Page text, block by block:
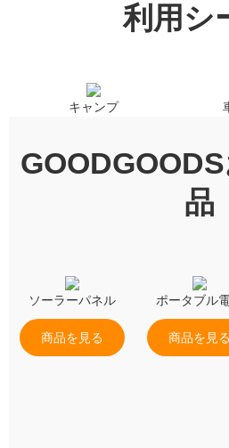
利用シ
キャンプ
品
ソーラーパネル
商品を見る
ポータブル
商品を見る